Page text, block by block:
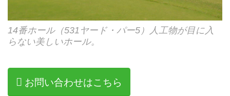
14番ホール（531ヤード・パー5）人工物が目に入
らない美しいホール。
お問い合わせはこちら